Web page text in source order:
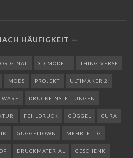
HÄUFIGKEIT
3D-MODELL THINGIVERSE
MODS PROJEKT ULTIMAKER 2
DRUCKEINSTELLUNGEN
FEHLDRUCK GÜGGEL CURA
GÜGGELTOWN MEHRTEILIG
DRUCKMATERIAL GESCHENK